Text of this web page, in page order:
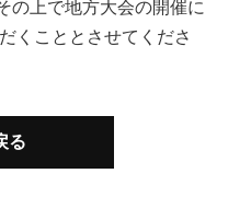
の上で地方大会の開催に
くこととさせてくださ
る